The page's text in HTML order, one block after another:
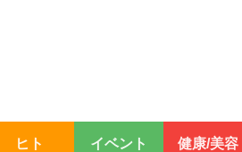
ヒト イベント 健康/美容